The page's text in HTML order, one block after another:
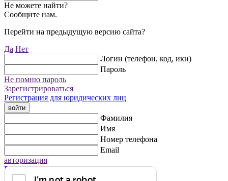
Не можете найти?
Сообщите нам.
Перейти на предыдущую версию сайта?
Да Нет
Логин (телефон, код, икн)
Пароль
Не помню пароль
Зарегистрироваться
Регистрация для юридических лиц
войти
Фамилия
Имя
Номер телефона
Email
авторизация
Регистрация для юридических лиц